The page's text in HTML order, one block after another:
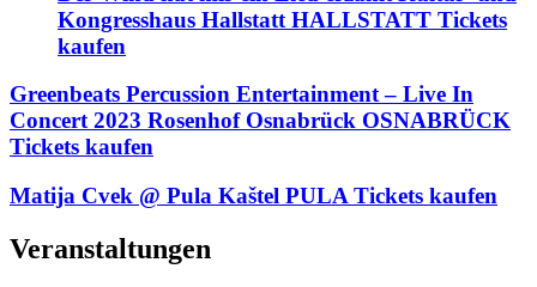
Kongresshaus Hallstatt HALLSTATT Tickets
kaufen
Greenbeats Percussion Entertainment – Live In
Concert 2023 Rosenhof Osnabrück OSNABRÜCK
Tickets kaufen
Matija Cvek @ Pula Kaštel PULA Tickets kaufen
Veranstaltungen